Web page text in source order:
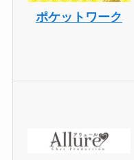
ポケットワーク